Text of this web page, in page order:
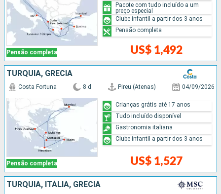
Pensão completa US$ 1,492
Pacote com tudo incluído a um
preço especial
Clube infantil a partir dos 3 anos
Pensão completa
TURQUIA, GRÉCIA
Pensão completa
Costa Fortuna 8 d Pireu (Atenas) 04/09/2026
US$ 1,527
Crianças grátis até 17 anos
Tudo incluído disponível
Gastronomia italiana
Clube infantil a partir dos 3 anos
TURQUIA, ITÁLIA, GRÉCIA